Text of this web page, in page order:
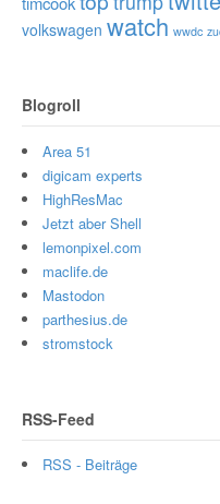
volkswagen watch wwdc
Blogroll
Area 51
digicam experts
HighResMac
Jetzt aber Shell
lemonpixel.com
maclife.de
Mastodon
parthesius.de
stromstock
RSS-Feed
RSS - Beiträge